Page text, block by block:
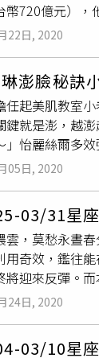
朽為奇，切莫
橫逆不驚，本
賭怡情不壞，
海相刑，雖然
運是緩步上揚
雙子座否極泰來
天秤更是舌燦
莫錯過一展長
即刻解脫。正
為利他，休管
投資偏財進帳
燦然，內在強
，感情運如膠
莫走心。滿月
蠍座春暖花開
佳，舊時貴人
如破竹，天官
到位。正財天
始須留意火星
是轟轟烈烈，
，謹小慎微在
悔。 雙魚座輕
多煩惱。偏財
幣720億元）
）發現這筆天
動連繫美銀經
帳號出現金額
民怨。
22日, 2020
澎臉秘訣
任起美肌教室
鍵就是澎，越
彈潤美肌乳T+ SPF50+PA++++/35ml/NT900。（
蛋白科研結晶
前、防曬一次
就靠小金管囉
官網看參加辦
一款革命性的
看到膚況變得
到妝感，但卻
基礎。Grown
NT980。（
升肌膚防禦力
05日, 2020
03/31星
雲，莫愁永晝
用奇效，鑑往
將迎來反彈。
預期娛樂星聞
城，透過成城
動將歇，投資
24日, 2020
03/10星